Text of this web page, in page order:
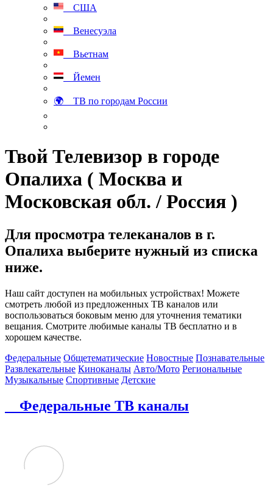
США
Венесуэла
Вьетнам
Йемен
🌍 ТВ по городам России
Твой Телевизор в городе
Опалиха ( Москва и
Московская обл. / Россия )
Для просмотра телеканалов в г.
Опалиха выберите нужный из списка
ниже.
Наш сайт доступен на мобильных устройствах! Можете
смотреть любой из предложенных ТВ каналов или
воспользоваться боковым меню для уточнения тематики
вещания. Смотрите любимые каналы ТВ бесплатно и в
хорошем качестве.
Федеральные Общетематические Новостные Познавательные
Развлекательные Киноканалы Авто/Мото Региональные
Музыкальные Спортивные Детские
Федеральные ТВ каналы